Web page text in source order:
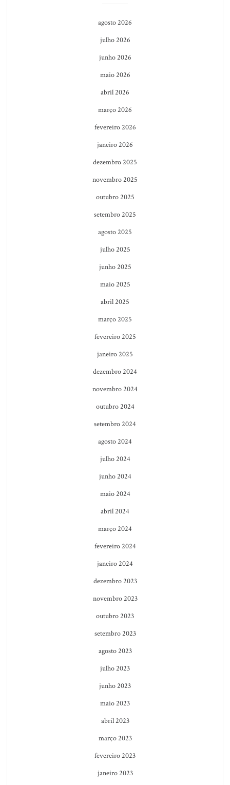
agosto 2026
julho 2026
junho 2026
maio 2026
abril 2026
março 2026
fevereiro 2026
janeiro 2026
dezembro 2025
novembro 2025
outubro 2025
setembro 2025
agosto 2025
julho 2025
junho 2025
maio 2025
abril 2025
março 2025
fevereiro 2025
janeiro 2025
dezembro 2024
novembro 2024
outubro 2024
setembro 2024
agosto 2024
julho 2024
junho 2024
maio 2024
abril 2024
março 2024
fevereiro 2024
janeiro 2024
dezembro 2023
novembro 2023
outubro 2023
setembro 2023
agosto 2023
julho 2023
junho 2023
maio 2023
abril 2023
março 2023
fevereiro 2023
janeiro 2023